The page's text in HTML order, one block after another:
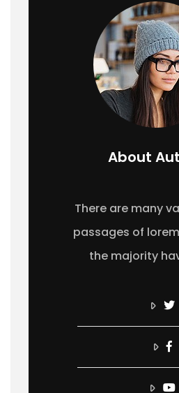
About
There are many
passages of
the majority